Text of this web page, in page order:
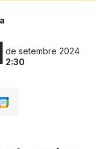
de setembre 2024
2:30